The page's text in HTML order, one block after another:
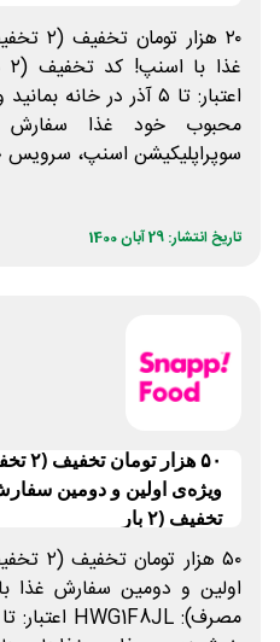
اعتبار: تا ۵ آذر در
محبوب خود غذا
سوپراپلیکیشن اسنپ، سرویس
تاریخ انتشار: 29 آبان 1400
ویژه‌ی اولین و دومین
تخفیف (۲ بار